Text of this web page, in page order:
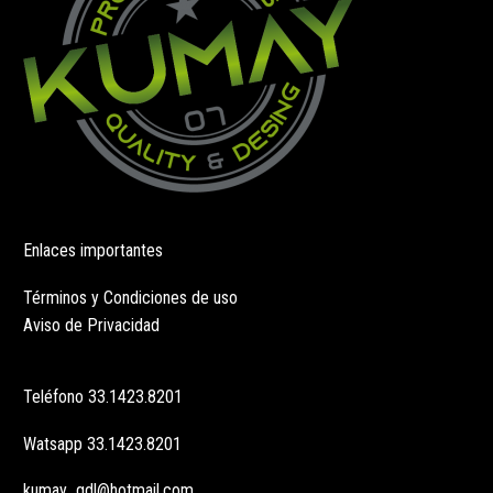
página
de
producto
Enlaces importantes
Términos y Condiciones de uso
Aviso de Privacidad
Teléfono 33.1423.8201
Watsapp 33.1423.8201